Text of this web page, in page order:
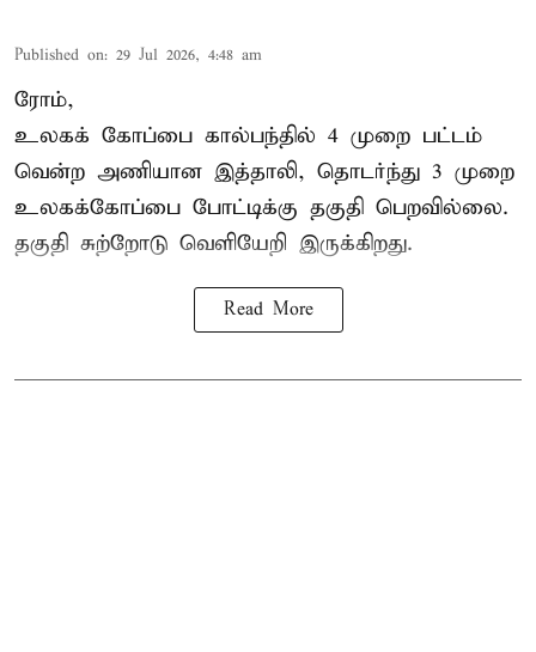
Published on: 29 Jul 2026, 4:48 am
ரோம்,
உலகக் கோப்பை கால்பந்தில் 4 முறை பட்டம்
வென்ற அணியான இத்தாலி, தொடர்ந்து 3 முறை
உலகக்கோப்பை போட்டிக்கு தகுதி பெறவில்லை.
தகுதி சுற்றோடு வெளியேறி இருக்கிறது.
Read More